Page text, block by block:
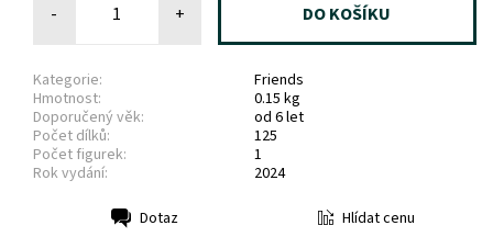
- +
Kategorie:
Friends
Hmotnost:
0.15 kg
Doporučený věk:
od 6 let
Počet dílků:
125
Počet figurek:
1
Rok vydání:
2024
Dotaz
Hlídat cenu